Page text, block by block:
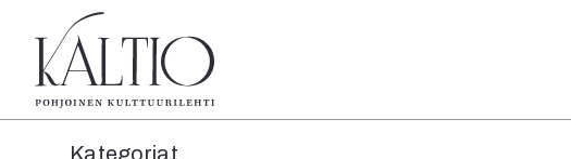
Lehdet
Kategoriat